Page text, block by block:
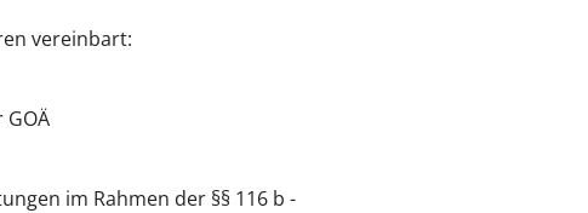
vereinbart:
GOÄ
im Rahmen der §§ 116 b -